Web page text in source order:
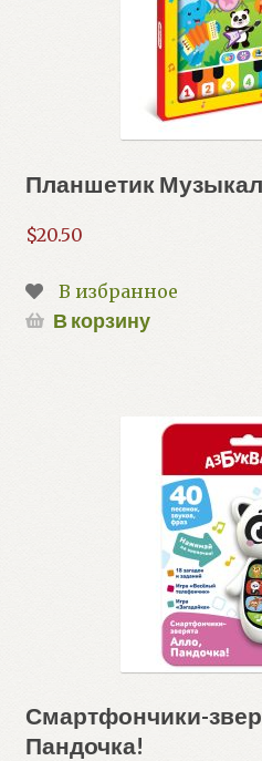
Планшетик
$20.50
В избранное
В корзину
Смартфончики-
Пандочка!